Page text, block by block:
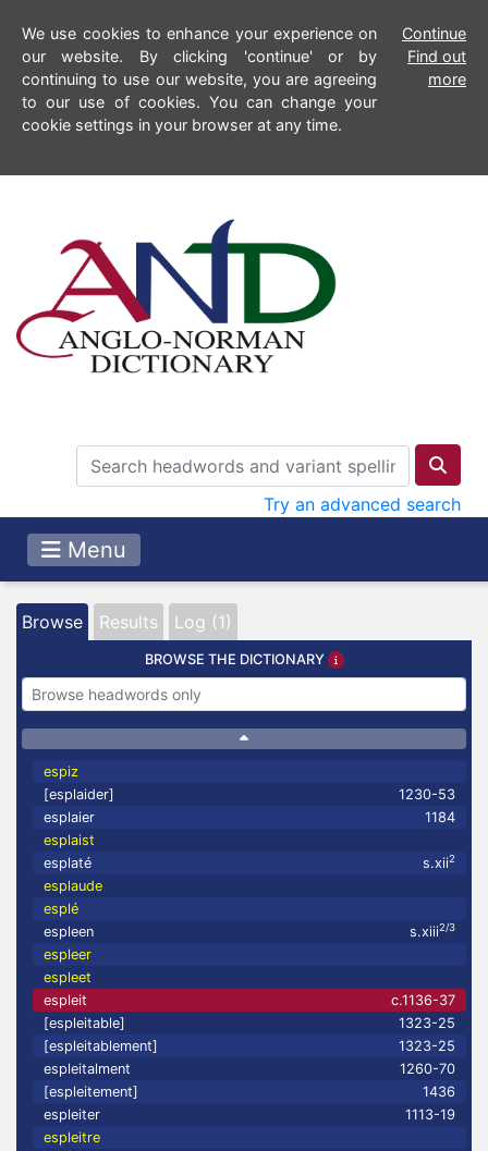
We use cookies to enhance your experience on
our website. By clicking 'continue' or by
continuing to use our website, you are agreeing
to our use of cookies. You can change your
cookie settings in your browser at any time.
Continue
Find out
more
Try an advanced search
Menu
Browse Results Log (1)
BROWSE THE DICTIONARY
espiz
[esplaider]
1230-53
esplaier
1184
esplaist
esplaté
s.xii2
esplaude
esplé
espleen
s.xiii2/3
espleer
espleet
espleit
c.1136-37
[espleitable]
1323-25
[espleitablement]
1323-25
espleitalment
1260-70
[espleitement]
1436
espleiter
1113-19
espleitre